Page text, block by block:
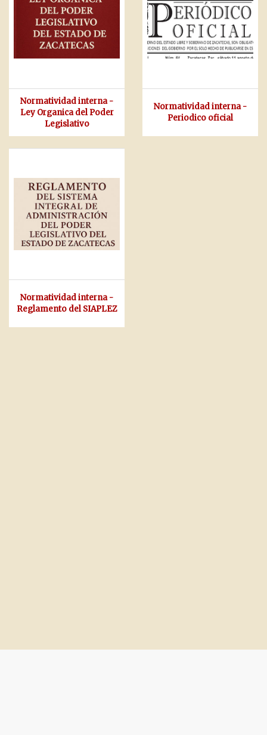
Normatividad interna -
Ley Organica del Poder
Legislativo
Normatividad interna -
Periodico oficial
Normatividad interna -
Reglamento del SIAPLEZ